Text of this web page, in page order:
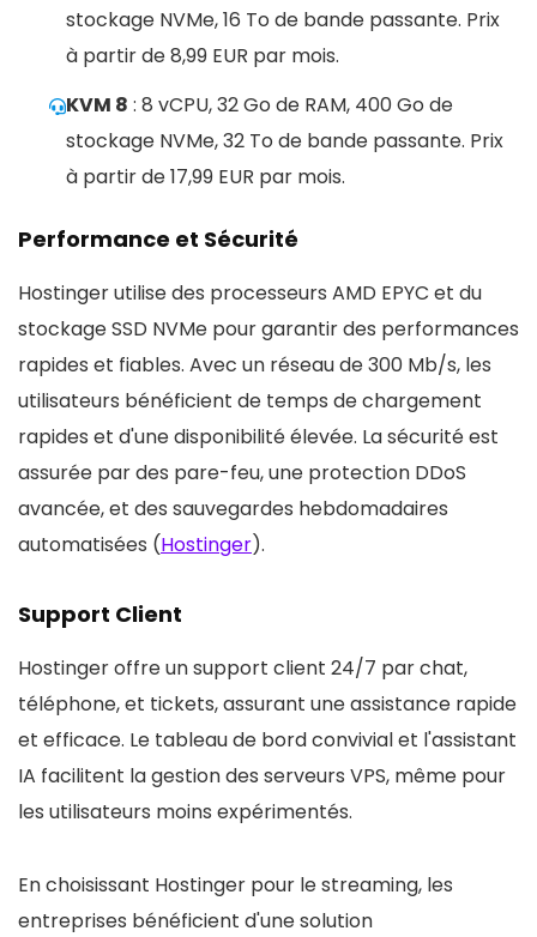
stockage NVMe, 16 To de bande passante. Prix
à partir de 8,99 EUR par mois.
KVM 8 : 8 vCPU, 32 Go de RAM, 400 Go de
stockage NVMe, 32 To de bande passante. Prix
à partir de 17,99 EUR par mois​​.
Performance et Sécurité
Hostinger utilise des processeurs AMD EPYC et du
stockage SSD NVMe pour garantir des performances
rapides et fiables. Avec un réseau de 300 Mb/s, les
utilisateurs bénéficient de temps de chargement
rapides et d'une disponibilité élevée. La sécurité est
assurée par des pare-feu, une protection DDoS
avancée, et des sauvegardes hebdomadaires
automatisées​ (Hostinger)​.
Support Client
Hostinger offre un support client 24/7 par chat,
téléphone, et tickets, assurant une assistance rapide
et efficace. Le tableau de bord convivial et l'assistant
IA facilitent la gestion des serveurs VPS, même pour
les utilisateurs moins expérimentés​​.
En choisissant Hostinger pour le streaming, les
entreprises bénéficient d'une solution